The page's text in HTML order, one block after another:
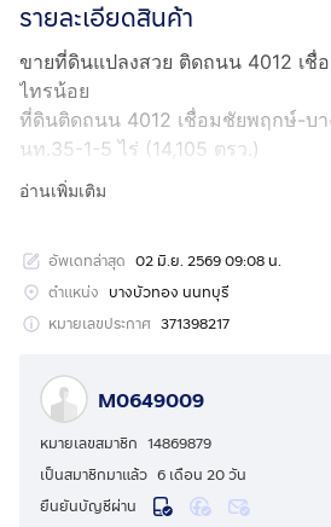
รายละเอียดสินค้า
ขายที่ดินแปลงสวย ติดถนน 4012 เชื่
ไทรน้อย
ที่ดินติดถนน 4012 เชื่อมชัยพฤกษ์-บา
นท.35-1-5 ไร่ (14,105 ตรว.)
ราคา 12,000,000.- / ไร่ (ตรว.ละ
- 400 เมตร ถึง ถ.ชัยพฤกษ์
- 5 กม. ถึง ถ.ราชพฤกษ์
- ใกล้ โลตัส / โรบินสัน / เซ็นทรัล เว
***กดเพื่อดูเบอร์โทร xxxxxx424
xxxxxx422
อ่านเพิ่มเติม
อัพเดทล่าสุด 02 มิ.ย. 2569 09:08 น.
ตำแหน่ง บางบัวทอง นนทบุรี
หมายเลขประกาศ 371398217
M0649009
หมายเลขสมาชิก 14869879
เป็นสมาชิกมาแล้ว 6 เดือน 20 วัน
ยืนยันบัญชีผ่าน